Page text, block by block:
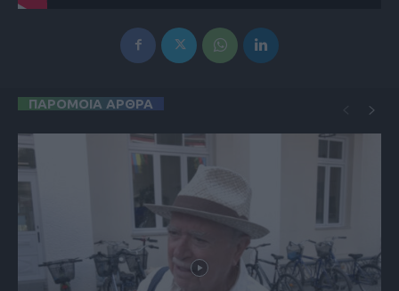
ΠΑΡΟΜΟΙΑ ΑΡΘΡΑ